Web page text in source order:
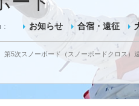
: お知らせ 合宿・遠征
第5次スノーボード（スノーボードクロス）